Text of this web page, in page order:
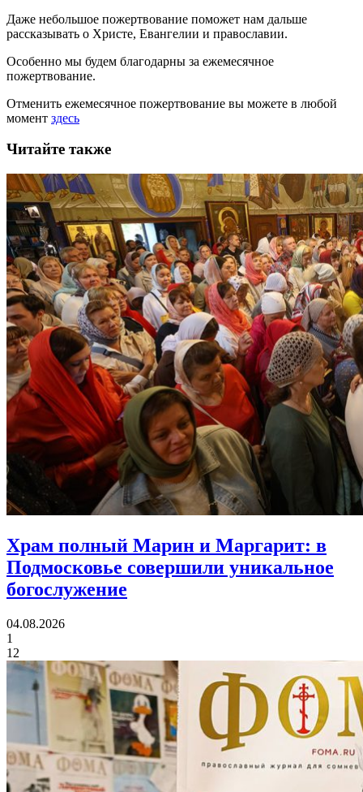
Даже небольшое пожертвование поможет нам дальше
рассказывать о Христе, Евангелии и православии.
Особенно мы будем благодарны за ежемесячное
пожертвование.
Отменить ежемесячное пожертвование вы можете в любой
момент здесь
Читайте также
Храм полный Марин и Маргарит: в
Подмосковье совершили уникальное
богослужение
04.08.2026
1
12